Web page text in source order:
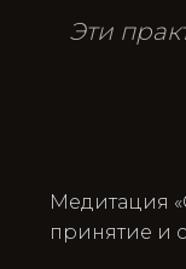
Эти
Медитация
принятие и